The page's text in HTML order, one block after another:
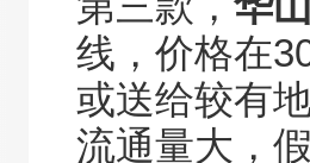
线，价格在
或送给较有
流通量大，